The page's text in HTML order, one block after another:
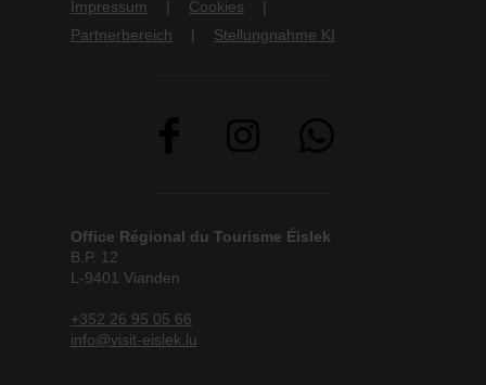
Impressum
Cookies
Partnerbereich
Stellungnahme KI
Office Régional du Tourisme Éislek
B.P. 12
L-9401 Vianden
+352 26 95 05 66
info@visit-eislek.lu